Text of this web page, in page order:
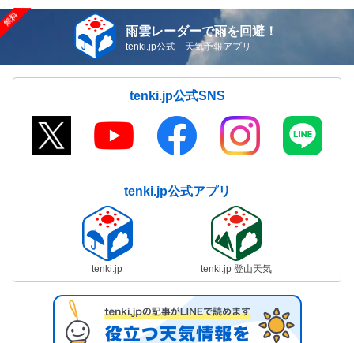
雨雲レーダーで雨を回避！
tenki.jp公式 天気予報アプリ
tenki.jp公式SNS
tenki.jp公式アプリ
tenki.jp tenki.jp 登山天気